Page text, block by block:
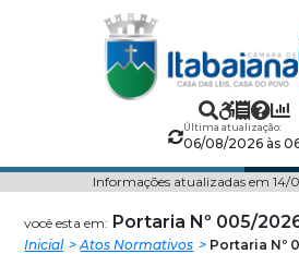
Câmara
Municipal
Itabaiana
Última atualização:
06/08/2026 às
Informações atualizadas em 14/
você esta em: Portaria Nº 005/
Inicial Atos Normativos Portaria Nº